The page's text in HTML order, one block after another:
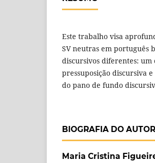
Este trabalho visa
SV neutras em português
discursivos diferentes:
pressuposição discursiva
do pano de fundo
BIOGRAFIA DO AUTOR
Maria Cristina